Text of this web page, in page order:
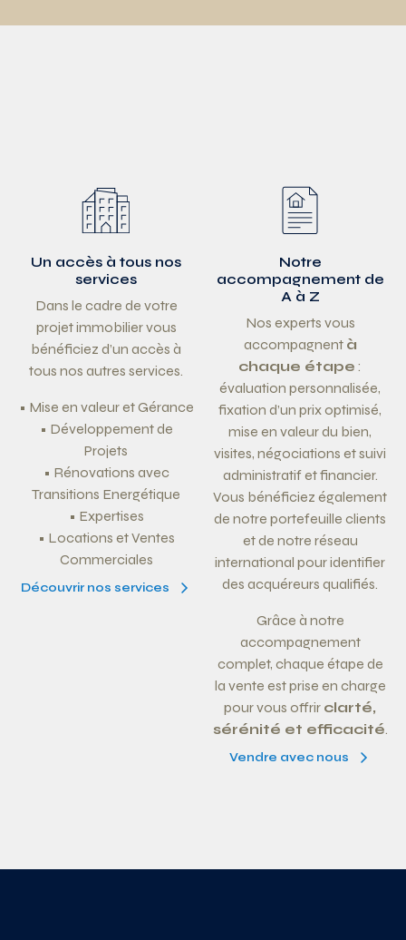
Un accès à tous nos
services
Dans le cadre de votre
projet immobilier vous
bénéficiez d’un accès à
tous nos autres services.
• Mise en valeur et Gérance
• Développement de
Projets
• Rénovations avec
Transitions Energétique
• Expertises
• Locations et Ventes
Commerciales
Découvrir nos services
Notre
accompagnement de
A à Z
Nos experts vous
accompagnent à
chaque étape :
évaluation personnalisée,
fixation d’un prix optimisé,
mise en valeur du bien,
visites, négociations et suivi
administratif et financier.
Vous bénéficiez également
de notre portefeuille clients
et de notre réseau
international pour identifier
des acquéreurs qualifiés.
Grâce à notre
accompagnement
complet, chaque étape de
la vente est prise en charge
pour vous offrir clarté,
sérénité et efficacité.
Vendre avec nous